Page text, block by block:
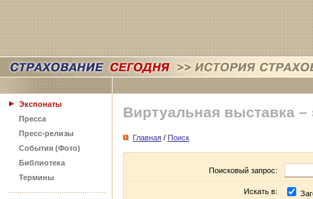
Экспонаты
Пресса
Пресс-релизы
События (Фото)
Библиотека
Термины
Виртуальная выставка –
Главная / Поиск
Поисковый запрос:
Искать в: